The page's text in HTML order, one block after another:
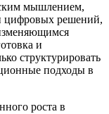
мышлением,
цифровых решений,
и
структурировать
подходы в
роста в